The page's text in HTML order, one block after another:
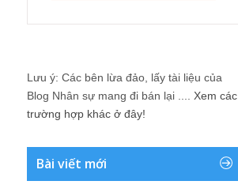
Lưu ý: Các bên lừa đảo, lấy tài liệu của
Blog Nhân sự mang đi bán lại .... Xem các
trường hợp khác ở đây!
Bài viết mới